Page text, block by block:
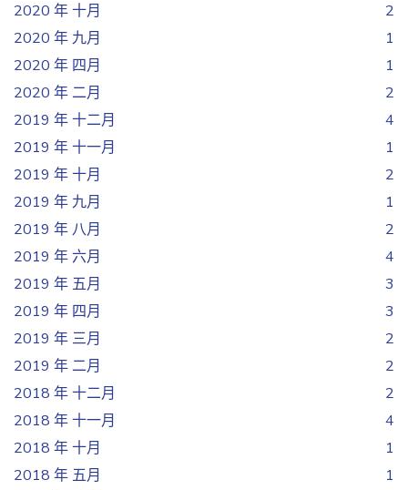
2020 年 十月
2
2020 年 九月
1
2020 年 四月
1
2020 年 二月
2
2019 年 十二月
4
2019 年 十一月
1
2019 年 十月
2
2019 年 九月
1
2019 年 八月
2
2019 年 六月
4
2019 年 五月
3
2019 年 四月
3
2019 年 三月
2
2019 年 二月
2
2018 年 十二月
2
2018 年 十一月
4
2018 年 十月
1
2018 年 五月
1